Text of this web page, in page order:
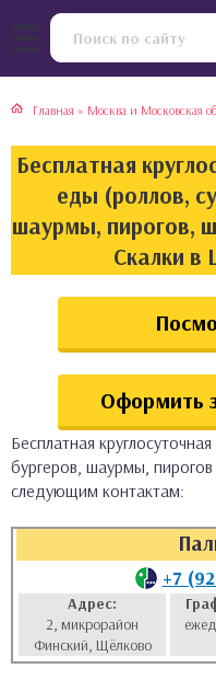
Главная » Москва и Московская
Бесплатная
еды (роллов,
шаурмы, пирогов,
Скалки в
Оформить
Бесплатная
бургеров, шаурмы,
следующим контактам:
+7
Адрес:
2, микрорайон
Финский, Щёлково
кухня
кухня
кухня
кухня
булочки